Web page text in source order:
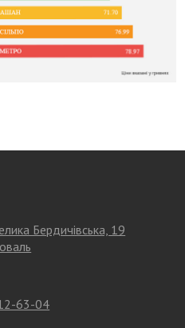
Бердичівська, 19
63-04